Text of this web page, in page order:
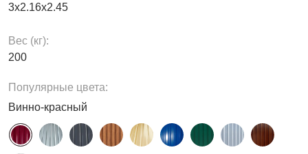
3х2.16х2.45
Вес (кг):
200
Популярные цвета:
Винно-красный